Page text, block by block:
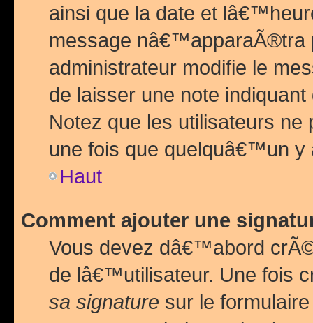
ainsi que la date et
message nâ€™apparaÃ®tra
administrateur modifie le
de laisser une note
Notez que les utilisateurs
une fois que quelquâ€™un y
Haut
Comment ajouter une
Vous devez dâ€™abord
de lâ€™utilisateur. Une fois
sa signature sur le